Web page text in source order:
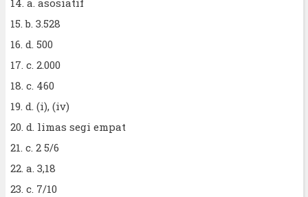
14. a. asosiatif
15. b. 3.528
16. d. 500
17. c. 2.000
18. c. 460
19. d. (i), (iv)
20. d. limas segi empat
21. c. 2 5/6
22. a. 3,18
23. c. 7/10